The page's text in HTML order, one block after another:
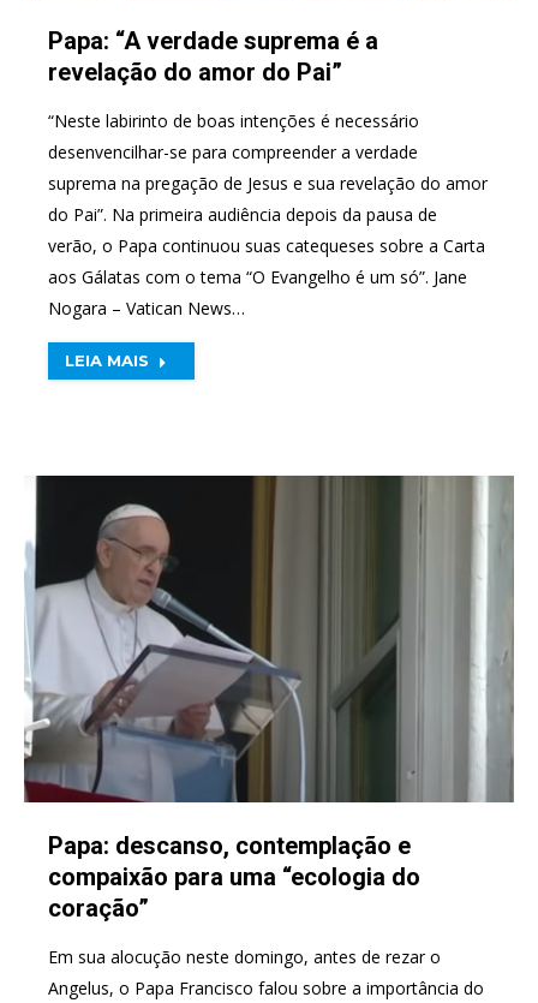
Papa: “A verdade suprema é a
revelação do amor do Pai”
“Neste labirinto de boas intenções é necessário
desenvencilhar-se para compreender a verdade
suprema na pregação de Jesus e sua revelação do amor
do Pai”. Na primeira audiência depois da pausa de
verão, o Papa continuou suas catequeses sobre a Carta
aos Gálatas com o tema “O Evangelho é um só”. Jane
Nogara – Vatican News…
LEIA MAIS
Papa: descanso, contemplação e
compaixão para uma “ecologia do
coração”
Em sua alocução neste domingo, antes de rezar o
Angelus, o Papa Francisco falou sobre a importância do